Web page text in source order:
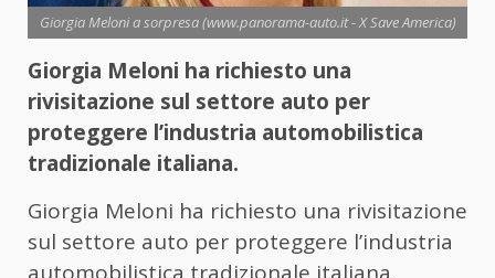
Giorgia Meloni a sorpresa (www.panorama-auto.it - X Save America)
Giorgia Meloni ha richiesto una
rivisitazione sul settore auto per
proteggere l’industria automobilistica
tradizionale italiana.
Giorgia Meloni ha richiesto una rivisitazione
sul settore auto per proteggere l’industria